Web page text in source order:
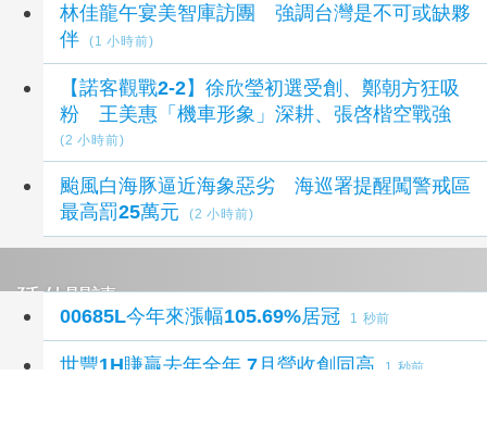
林佳龍午宴美智庫訪團 強調台灣是不可或缺夥
伴
(1 小時前)
【諾客觀戰2-2】徐欣瑩初選受創、鄭朝方狂吸
粉 王美惠「機車形象」深耕、張啓楷空戰強
(2 小時前)
颱風白海豚逼近海象惡劣 海巡署提醒闖警戒區
最高罰25萬元
(2 小時前)
延伸閱讀
00685L今年來漲幅105.69%居冠 1 秒前
世豐1H賺贏去年全年 7月營收創同高 1 秒前